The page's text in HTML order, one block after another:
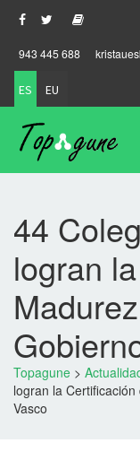
943 445 688
ES EU
44
logran
Topagune >
logran la
Vasco